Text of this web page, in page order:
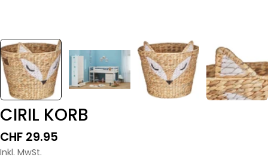
CIRIL KORB
Regulärer
Preis
CHF 29.95
Inkl. MwSt.